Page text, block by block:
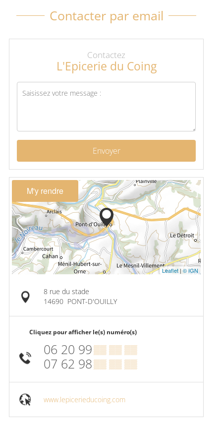
Contacter par email
Contactez
L'Epicerie du Coing
Envoyer
M'y rendre
Leaflet | © IGN
8 rue du stade
14690 PONT-D'OUILLY
Cliquez pour afficher le(s) numéro(s)
06 20 99▒▒ ▒▒ ▒▒
07 62 98▒▒ ▒▒ ▒▒
www.lepicerieducoing.com